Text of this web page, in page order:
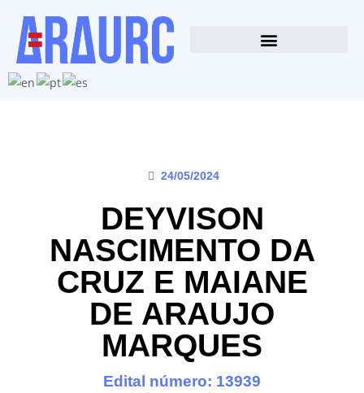
24/05/2024
DEYVISON
NASCIMENTO DA
CRUZ E MAIANE
DE ARAUJO
MARQUES
Edital número: 13939